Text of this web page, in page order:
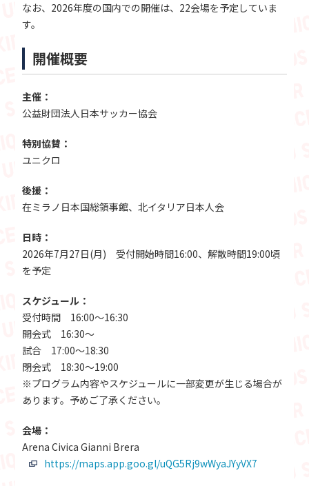
なお、2026年度の国内での開催は、22会場を予定していま
す。
開催概要
主催：
公益財団法人日本サッカー協会
特別協賛：
ユニクロ
後援：
在ミラノ日本国総領事館、北イタリア日本人会
日時：
2026年7月27日(月) 受付開始時間16:00、解散時間19:00頃
を予定
スケジュール：
受付時間 16:00～16:30
開会式 16:30～
試合 17:00～18:30
閉会式 18:30～19:00
※プログラム内容やスケジュールに一部変更が生じる場合が
あります。予めご了承ください。
会場：
Arena Civica Gianni Brera
https://maps.app.goo.gl/uQG5Rj9wWyaJYyVX7